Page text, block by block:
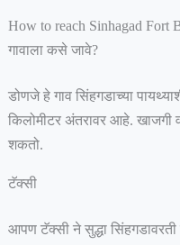
How to reach Sinhagad Fort
गावाला कसे जावे?
डोणजे हे गाव सिंहगडाच्या
किलोमीटर अंतरावर आहे. खाजगी
शकतो.
टॅक्सी
आपण टॅक्सी ने सुद्धा